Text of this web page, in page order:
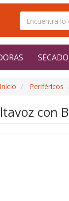
Inicio Periféricos
con